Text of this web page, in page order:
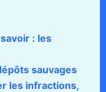
: les
sauvages
les infractions,